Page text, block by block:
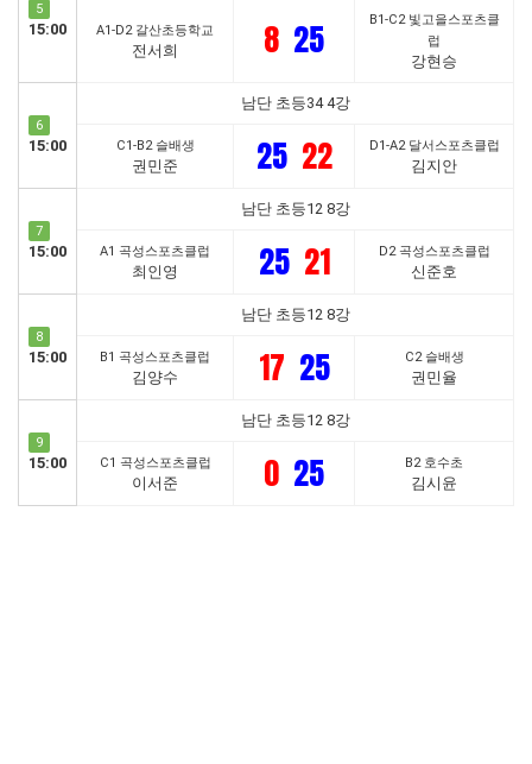
5
15:00 A1-D2 갈산초등학교
전서희 8 25
B1-C2 빛고을스포츠클
럽
강현승
6
15:00
남단 초등34 4강
C1-B2 슬배생
권민준 25 22 D1-A2 달서스포츠클럽
김지안
7
15:00
남단 초등12 8강
A1 곡성스포츠클럽
최인영 25 21 D2 곡성스포츠클럽
신준호
8
15:00
남단 초등12 8강
B1 곡성스포츠클럽
김양수 17 25 C2 슬배생
권민율
9
15:00
남단 초등12 8강
C1 곡성스포츠클럽
이서준 0 25 B2 호수초
김시윤